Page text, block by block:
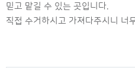
믿고 맡길 수 있는 곳입니다.
직접 수거하시고 가져다주시니 너